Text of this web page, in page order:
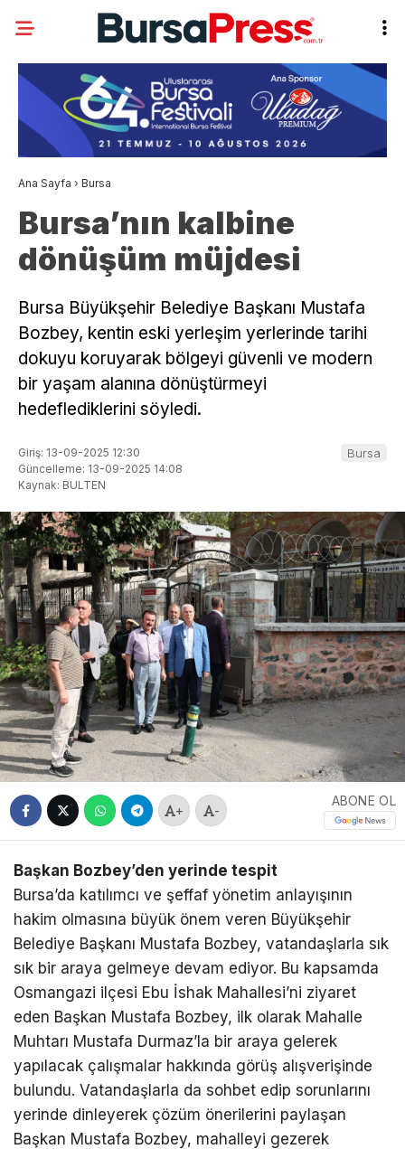
Ana Sayfa › Bursa
Bursa’nın kalbine
dönüşüm müjdesi
Bursa Büyükşehir Belediye Başkanı Mustafa
Bozbey, kentin eski yerleşim yerlerinde tarihi
dokuyu koruyarak bölgeyi güvenli ve modern
bir yaşam alanına dönüştürmeyi
hedeflediklerini söyledi.
Giriş: 13-09-2025 12:30
Güncelleme: 13-09-2025 14:08
Kaynak: BULTEN
Bursa
+ -
ABONE OL
Başkan Bozbey’den yerinde tespit
Bursa’da katılımcı ve şeffaf yönetim anlayışının
hakim olmasına büyük önem veren Büyükşehir
Belediye Başkanı Mustafa Bozbey, vatandaşlarla sık
sık bir araya gelmeye devam ediyor. Bu kapsamda
Osmangazi ilçesi Ebu İshak Mahallesi’ni ziyaret
eden Başkan Mustafa Bozbey, ilk olarak Mahalle
Muhtarı Mustafa Durmaz’la bir araya gelerek
yapılacak çalışmalar hakkında görüş alışverişinde
bulundu. Vatandaşlarla da sohbet edip sorunlarını
yerinde dinleyerek çözüm önerilerini paylaşan
Başkan Mustafa Bozbey, mahalleyi gezerek